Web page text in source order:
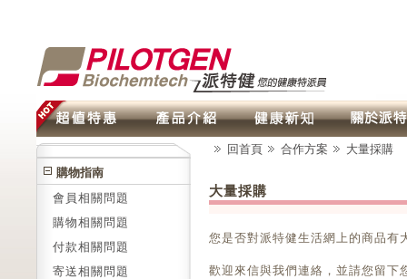
購物指南
會員相關問題
購物相關問題
付款相關問題
寄送相關問題
回首頁 合作方案 大量採購
大量採購
您是否對派特健生活網上的商品有
歡迎來信與我們連絡，並請您留下